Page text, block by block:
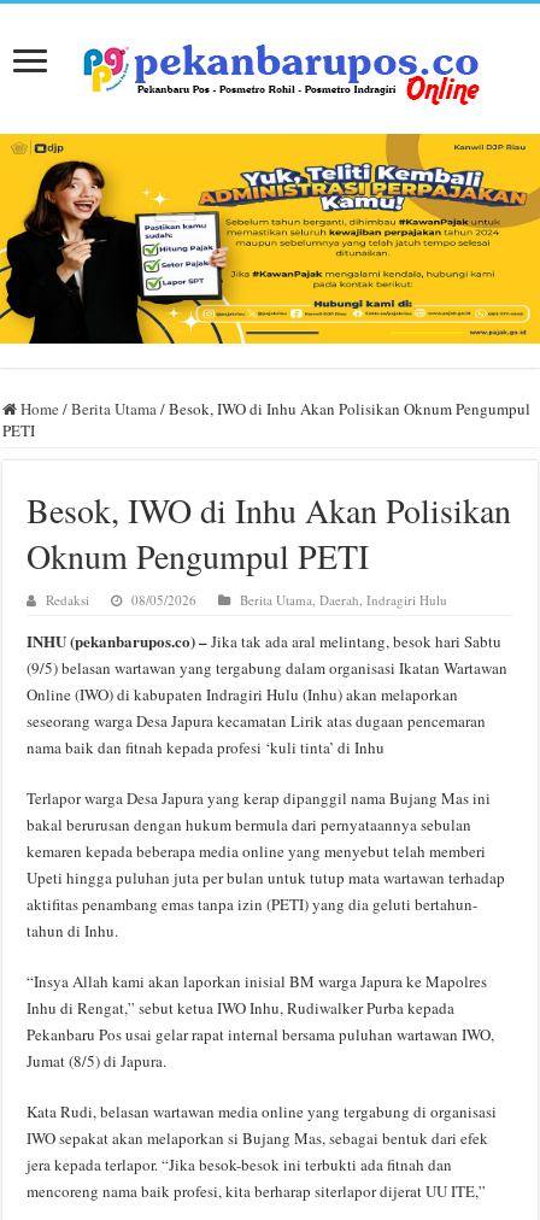
Home /Berita Utama/Besok, IWO di Inhu Akan Polisikan Oknum Pengumpul
PETI
Besok, IWO di Inhu Akan Polisikan
Oknum Pengumpul PETI
Redaksi 08/05/2026 Berita Utama ,Daerah ,Indragiri Hulu
INHU (pekanbarupos.co) –Jika tak ada aral melintang, besok hari Sabtu
(9/5) belasan wartawan yang tergabung dalam organisasi Ikatan Wartawan
Online (IWO) di kabupaten Indragiri Hulu (Inhu) akan melaporkan
seseorang warga Desa Japura kecamatan Lirik atas dugaan pencemaran
nama baik dan fitnah kepada profesi ‘kuli tinta’ di Inhu
Terlapor warga Desa Japura yang kerap dipanggil nama Bujang Mas ini
bakal berurusan dengan hukum bermula dari pernyataannya sebulan
kemaren kepada beberapa media online yang menyebut telah memberi
Upeti hingga puluhan juta per bulan untuk tutup mata wartawan terhadap
aktifitas penambang emas tanpa izin (PETI) yang dia geluti bertahun-
tahun di Inhu.
“Insya Allah kami akan laporkan inisial BM warga Japura ke Mapolres
Inhu di Rengat,” sebut ketua IWO Inhu, Rudiwalker Purba kepada
Pekanbaru Pos usai gelar rapat internal bersama puluhan wartawan IWO,
Jumat (8/5) di Japura.
Kata Rudi, belasan wartawan media online yang tergabung di organisasi
IWO sepakat akan melaporkan si Bujang Mas, sebagai bentuk dari efek
jera kepada terlapor. “Jika besok-besok ini terbukti ada fitnah dan
mencoreng nama baik profesi, kita berharap siterlapor dijerat UU ITE,”